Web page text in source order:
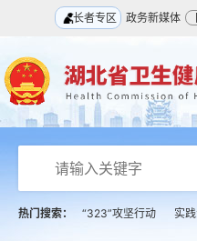
长者专区 政务新媒体
热门搜索： “323”攻坚行动 实